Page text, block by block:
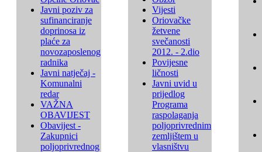
Javni poziv za
sufinanciranje
doprinosa iz
plaće za
novozaposlenog
radnika
Javni natječaj -
Komunalni
redar
VAŽNA
OBAVIJEST
Obavijest -
Zakupnici
poljoprivrednog
Vijesti
Oriovačke
žetvene
svečanosti
2012. - 2.dio
Povijesne
ličnosti
Javni uvid u
prijedlog
Programa
raspolaganja
poljoprivrednim
zemljištem u
vlasništvu